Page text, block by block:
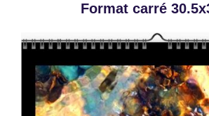
Format carré